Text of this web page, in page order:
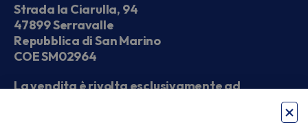
Strada la Ciarulla, 94
47899 Serravalle
Repubblica di San Marino
COE SM02964
La vendita è rivolta esclusivamente ad